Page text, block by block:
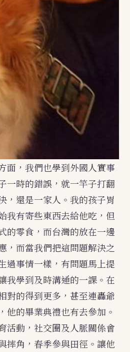
面，我們也學到外國人實事
一時的錯誤，就一竿子打翻
，還是一家人。我的孩子胃
我有寄些東西去給他吃，但
的零食，而台灣的放在一邊
，而當我們把這問題解決之
過事情一樣，有問題馬上提
我學到及時溝通的一課。在
對的得到更多，甚至連轟爺
他的畢業典禮也有去參加。
活動，社交圈及人脈關係會
摔角，春季參與田徑。讓他